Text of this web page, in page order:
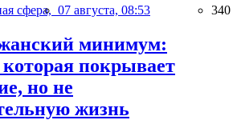
сфера, 07 августа, 08:53 340
минимум:
которая покрывает
но не
жизнь